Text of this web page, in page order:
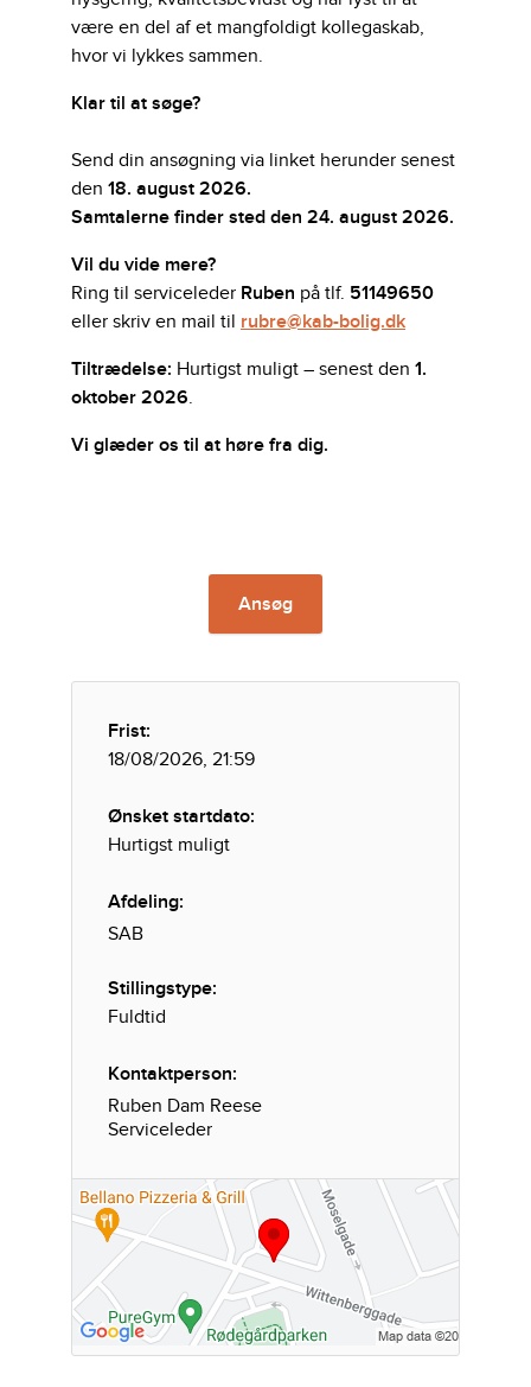
være en del af et mangfoldigt kollegaskab,
hvor vi lykkes sammen.
Klar til at søge?
Send din ansøgning via linket herunder senest
den 18. august 2026.
Samtalerne finder sted den 24. august 2026.
Vil du vide mere?
Ring til serviceleder Ruben på tlf. 51149650
eller skriv en mail til rubre@kab-bolig.dk
Tiltrædelse: Hurtigst muligt – senest den 1.
oktober 2026.
Vi glæder os til at høre fra dig.
Ansøg
Frist:
18/08/2026, 21:59
Ønsket startdato:
Hurtigst muligt
Afdeling:
SAB
Stillingstype:
Fuldtid
Kontaktperson:
Ruben Dam Reese
Serviceleder